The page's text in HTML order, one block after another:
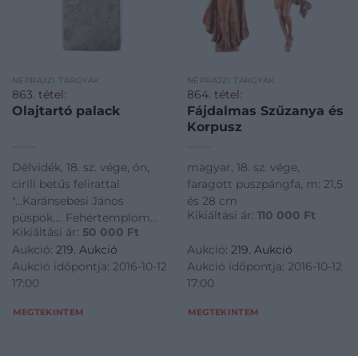
NÉPRAJZI TÁRGYAK
863. tétel:
Olajtartó palack
Délvidék, 18. sz. vége, ón,
cirill betűs felirattal
"...Karánsebesi János
püspök.... Fehértemplom
Versec...", m: 10,5 cm
Kikiáltási ár: 50 000 Ft
Aukció: 219. Aukció
Aukció időpontja: 2016-10-12
17:00
MEGTEKINTEM
NÉPRAJZI TÁRGYAK
864. tétel:
Fájdalmas Szűzanya és
Korpusz
magyar, 18. sz. vége,
faragott puszpángfa, m: 21,5
és 28 cm
Kikiáltási ár: 110 000 Ft
Aukció: 219. Aukció
Aukció időpontja: 2016-10-12
17:00
MEGTEKINTEM